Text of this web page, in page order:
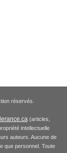
réservés.
(articles,
intellectuelle
auteurs. Aucune de
que personnel. Toute